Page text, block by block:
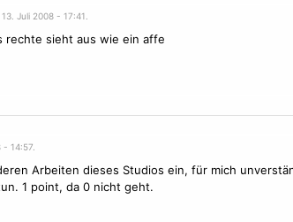
Juli 2008 - 17:41.
rechte sieht aus wie ein affe
14:57.
Arbeiten dieses Studios ein, für mich
1 point, da 0 nicht geht.